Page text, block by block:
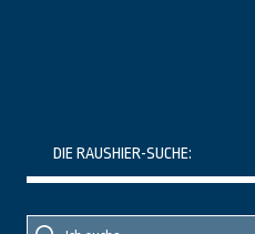
DIE RAUSHIER-SUCHE:
Suche
Suche